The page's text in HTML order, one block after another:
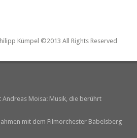
Kümpel ©2013 All Rights Reserved
Moisa: Musik, die berührt
mit dem Filmorchester Babelsberg